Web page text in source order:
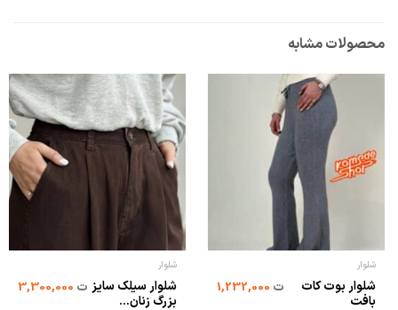
محصولات مشابه
شلوار
شلوار بوت کات
بافت
ت1,232,000
شلوار
شلوار سیلک سایز
بزرگ زنان...
ت3,300,000